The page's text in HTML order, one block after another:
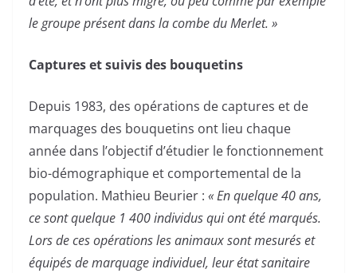
le groupe présent dans la combe du Merlet. »
Captures et suivis des bouquetins
Depuis 1983, des opérations de captures et de
marquages des bouquetins ont lieu chaque
année dans l’objectif d’étudier le fonctionnement
bio-démographique et comportemental de la
population. Mathieu Beurier : « En quelque 40 ans,
ce sont quelque 1 400 individus qui ont été marqués.
Lors de ces opérations les animaux sont mesurés et
équipés de marquage individuel, leur état sanitaire